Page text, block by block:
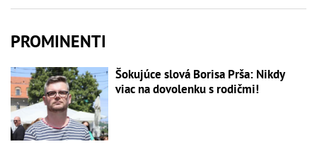
PROMINENTI
Šokujúce slová Borisa Prša: Nikdy
viac na dovolenku s rodičmi!